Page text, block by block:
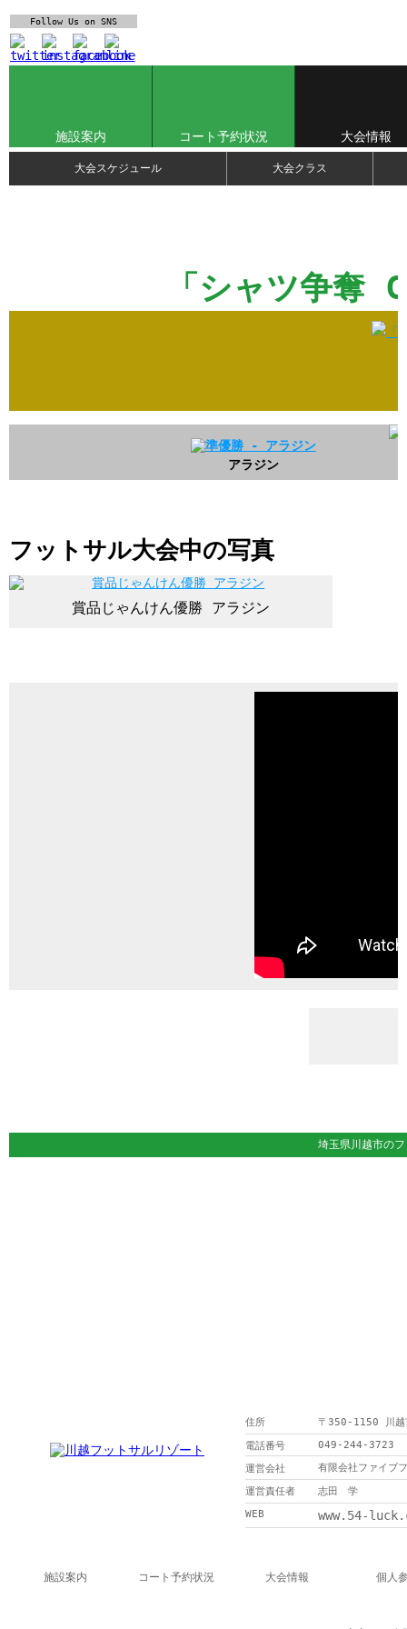
Follow Us on SNS
施設案内 コート予約状況 大会情報
大会スケジュール 大会クラス
「シャツ争奪
アラジン
フットサル大会中の写真
賞品じゃんけん優勝 アラジン
埼玉県川越市の
住所
〒350-1150 川
電話番号
049-244-3723
運営会社
有限会社ファイブ
運営責任者
志田 学
WEB
www.54-
施設案内 コート予約状況 大会情報 個人